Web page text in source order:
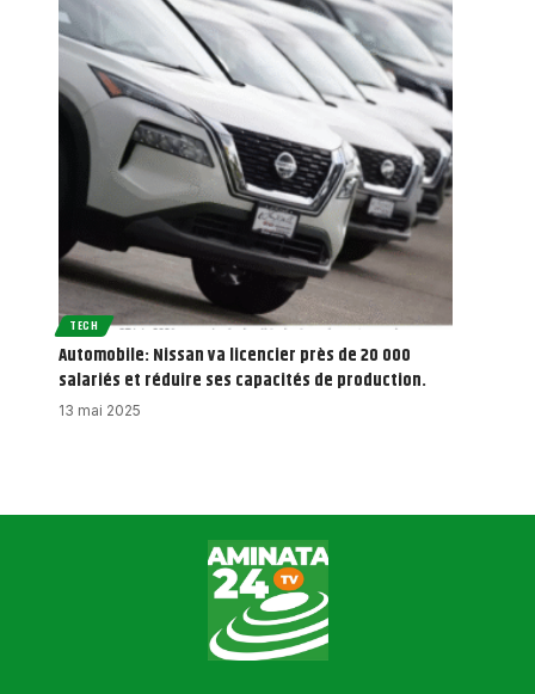
TECH
Automobile: Nissan va licencier près de 20 000
salariés et réduire ses capacités de production.
13 mai 2025